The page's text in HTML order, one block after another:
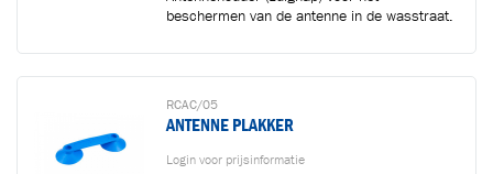
beschermen van de antenne in de wasstraat.
RCAC/05
ANTENNE PLAKKER
Login voor prijsinformatie